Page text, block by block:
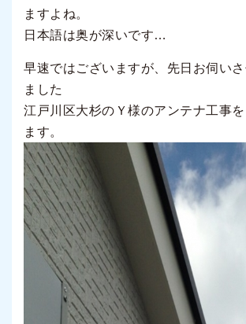
ますよね。
日本語は奥が深いです…
早速ではございますが、先日お伺い
ました
江戸川区大杉のＹ様のアンテナ工事
ます。